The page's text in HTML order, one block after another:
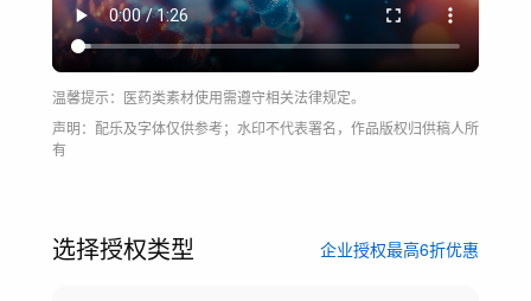
温馨提示：医药类素材使用需遵守相关法律规定。
声明：配乐及字体仅供参考；水印不代表署名，作品版权归供稿人所
有
选择授权类型 企业授权最高6折优惠